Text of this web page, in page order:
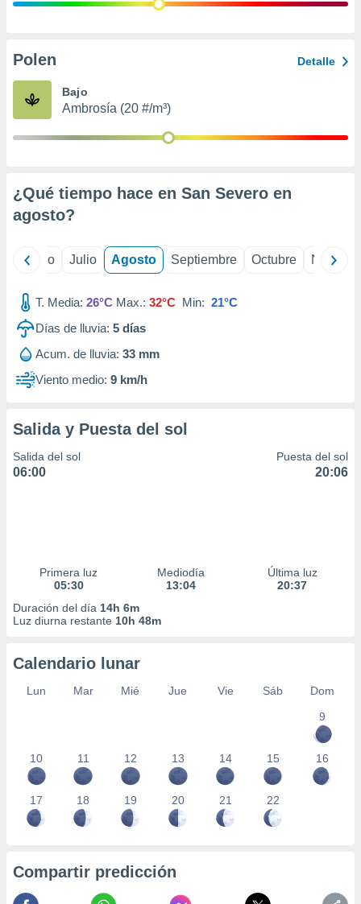
publicidad
de
Polen Detalle
Bajo
Ambrosía (20 #/m³)
¿Qué tiempo hace en San Severo en
agosto?
Junio Julio Agosto Septiembre Octubre
T. Media: 26°C Max.: 32°C Min: 21°C
Días de lluvia: 5 días
Acum. de lluvia: 33 mm
Viento medio: 9 km/h
Salida y Puesta del sol
Salida del sol
06:00
Puesta del sol
20:06
Primera luz
05:30
Mediodía
13:04
Última luz
20:37
Duración del día 14h 6m
Luz diurna restante 10h 48m
Calendario lunar
Lun Mar Mié Jue Vie Sáb
Dom
9
10 11 12 13 14 15 16
17 18 19 20 21 22
Compartir predicción